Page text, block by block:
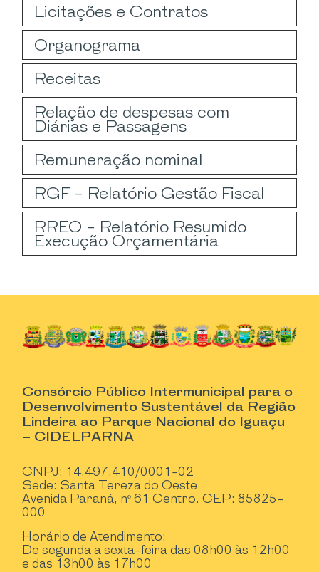
Licitações e Contratos
Organograma
Receitas
Relação de despesas com
Diárias e Passagens
Remuneração nominal
RGF - Relatório Gestão Fiscal
RREO - Relatório Resumido
Execução Orçamentária
Consórcio Público Intermunicipal para o
Desenvolvimento Sustentável da Região
Lindeira ao Parque Nacional do Iguaçu
– CIDELPARNA
CNPJ: 14.497.410/0001-02
Sede: Santa Tereza do Oeste
Avenida Paraná, nº 61 Centro. CEP: 85825-
000
Horário de Atendimento:
De segunda a sexta-feira das 08h00 às 12h00
e das 13h00 às 17h00